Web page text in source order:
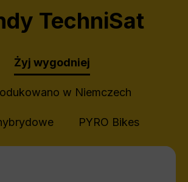
TechniSat
Żyj wygodniej
w Niemczech
PYRO Bikes